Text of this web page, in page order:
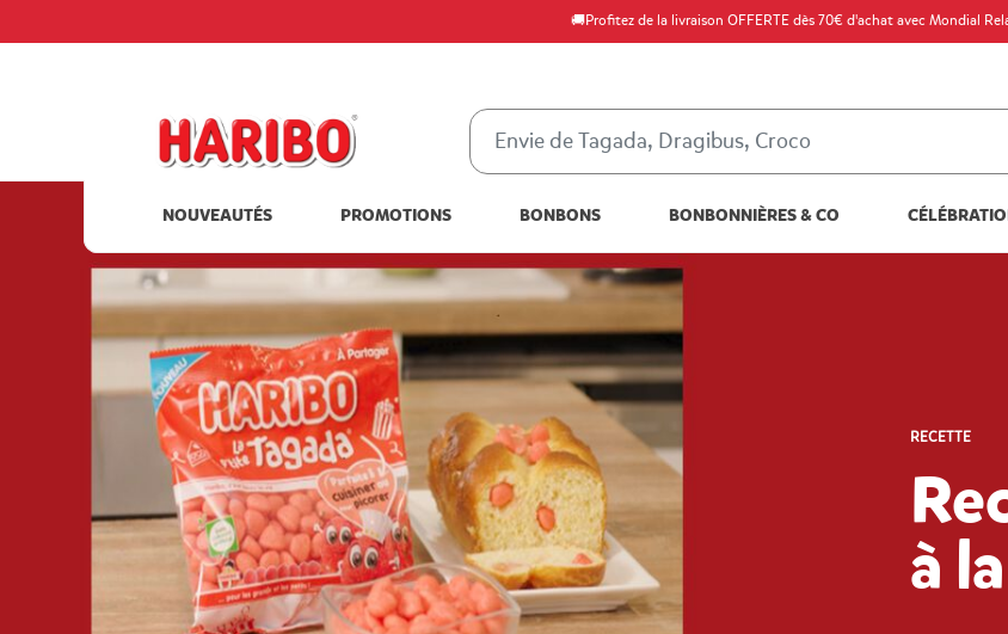
🚚Profitez de la livraison OFFERTE dès 70€ d'achat avec Mondial
NOUVEAUTÉS PROMOTIONS BONBONS BONBONNIÈRES & CO
RECETTE
à